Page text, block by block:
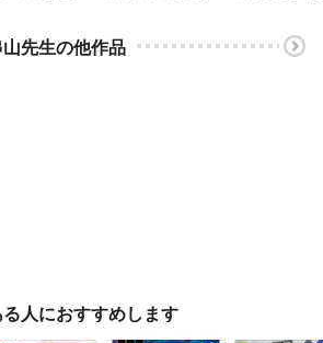
先生の他作品
人におすすめします